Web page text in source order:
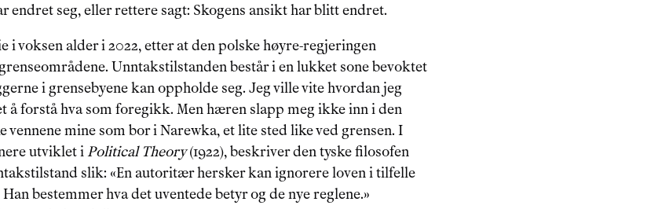
endret seg, eller rettere sagt: Skogens ansikt har blitt endret.
i voksen alder i 2022, etter at den polske høyre-regjeringen
Unntakstilstanden består i en lukket sone bevoktet
i grensebyene kan oppholde seg. Jeg ville vite hvordan jeg
å forstå hva som foregikk. Men hæren slapp meg ikke inn i den
vennene mine som bor i Narewka, et lite sted like ved grensen. I
utviklet i Political Theory (1922), beskriver den tyske filosofen
slik: «En autoritær hersker kan ignorere loven i tilfelle
bestemmer hva det uventede betyr og de nye reglene.»